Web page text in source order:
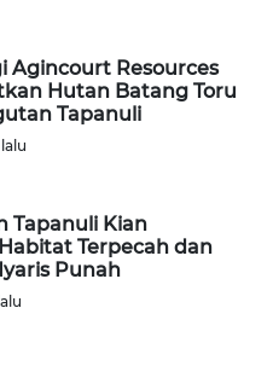
Agincourt Resources
Hutan Batang Toru
Tapanuli
Tapanuli Kian
Terpecah dan
Punah